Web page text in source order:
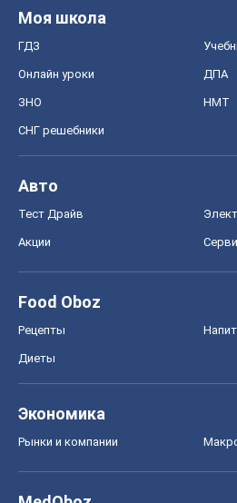
Моя школа
ГДЗ
Онлайн уроки ДПА
ЗНО НМТ
СНГ решебники
Авто
Тест Драйв
Акции
Food Oboz
Рецепты
Диеты
Экономика
Рынки и компании